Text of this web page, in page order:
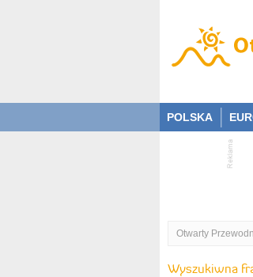
POLSKA
Otwarty
Wyszukiwna